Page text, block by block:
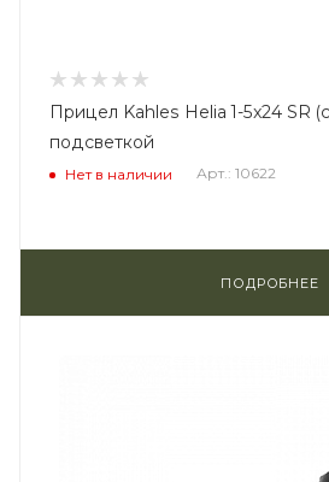
Прицел Kahles Helia 1-5x24 SR
подсветкой
Нет в наличии Арт.: 10622
ПОДРОБНЕЕ